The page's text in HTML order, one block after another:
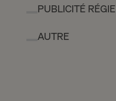
PUBLICITÉ RÉGIE
AUTRE